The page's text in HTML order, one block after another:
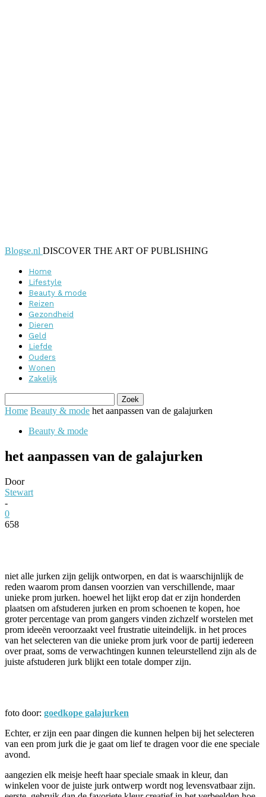
Blogse.nl DISCOVER THE ART OF PUBLISHING
Home
Lifestyle
Beauty & mode
Reizen
Gezondheid
Dieren
Geld
Liefde
Ouders
Wonen
Zakelijk
Home Beauty & mode het aanpassen van de galajurken
Beauty & mode
het aanpassen van de galajurken
Door
Stewart
-
0
658
niet alle jurken zijn gelijk ontworpen, en dat is waarschijnlijk de
reden waarom prom dansen voorzien van verschillende, maar
unieke prom jurken. hoewel het lijkt erop dat er zijn honderden
plaatsen om afstuderen jurken en prom schoenen te kopen, hoe
groter percentage van prom gangers vinden zichzelf worstelen met
prom ideeën veroorzaakt veel frustratie uiteindelijk. in het proces
van het selecteren van die unieke prom jurk voor de partij iedereen
over praat, soms de verwachtingen kunnen teleurstellend zijn als de
juiste afstuderen jurk blijkt een totale domper zijn.
foto door: goedkope galajurken
Echter, er zijn een paar dingen die kunnen helpen bij het selecteren
van een prom jurk die je gaat om lief te dragen voor die ene speciale
avond.
aangezien elk meisje heeft haar speciale smaak in kleur, dan
winkelen voor de juiste jurk ontwerp wordt nog levensvatbaar zijn.